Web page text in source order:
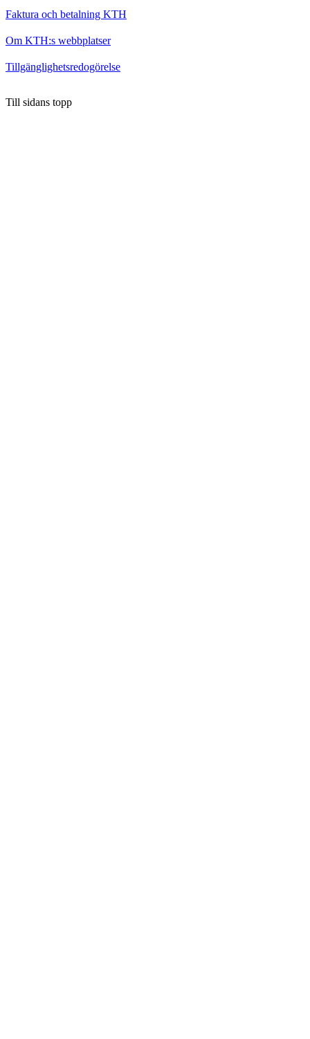
Faktura och betalning KTH
Om KTH:s webbplatser
Tillgänglighetsredogörelse
Till sidans topp